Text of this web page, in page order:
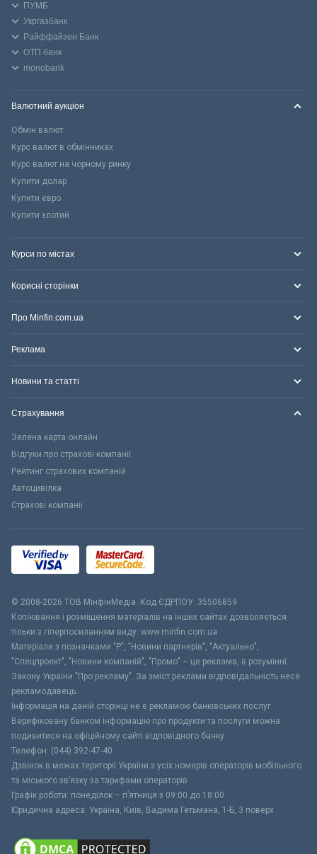
ПУМБ
Укргазбанк
Райффайзен Банк
ОТП банк
monobank
Валютний аукціон
Обмін валют
Курс валют в обмінниках
Курс валют на чорному ринку
Купити долар
Купити євро
Купити злотий
Курси по містах
Корисні сторінки
Про Minfin.com.ua
Реклама
Новини та статті
Страхування
Зелена карта онлайн
Відгуки про страхові компанії
Рейтинг страхових компаній
Автоцивілка
Страхові компанії
© 2008-2026 ТОВ МiнфiнМедiа. Код ЄДРПОУ: 35506859
Копіювання і розміщення матеріалів на інших сайтах дозволяється
тільки з гіперпосиланням виду: www.minfin.com.ua
Матеріали з позначками "Р", "Новини партнерів", "Актуально",
"Спецпроект", "Новини компаній", "Промо" – це реклама, в розумінні
Закону України "Про рекламу". За зміст реклами відповідальність несе
рекламодавець.
Інформація на даній сторінці не є рекламою банківських послуг.
Верифіковану банком інформацію про продукти та послуги можна
подивитися на офіційному сайті відповідного банку.
Телефон: (044) 392-47-40
Дзвінок в межах території України з усіх номерів операторів мобільного
та міського зв’язку за тарифами операторів
Графік роботи: понеділок – п’ятниця з 09:00 до 18:00
Юридична адреса: Україна, Київ, Вадима Гетьмана, 1-Б, 3 поверх